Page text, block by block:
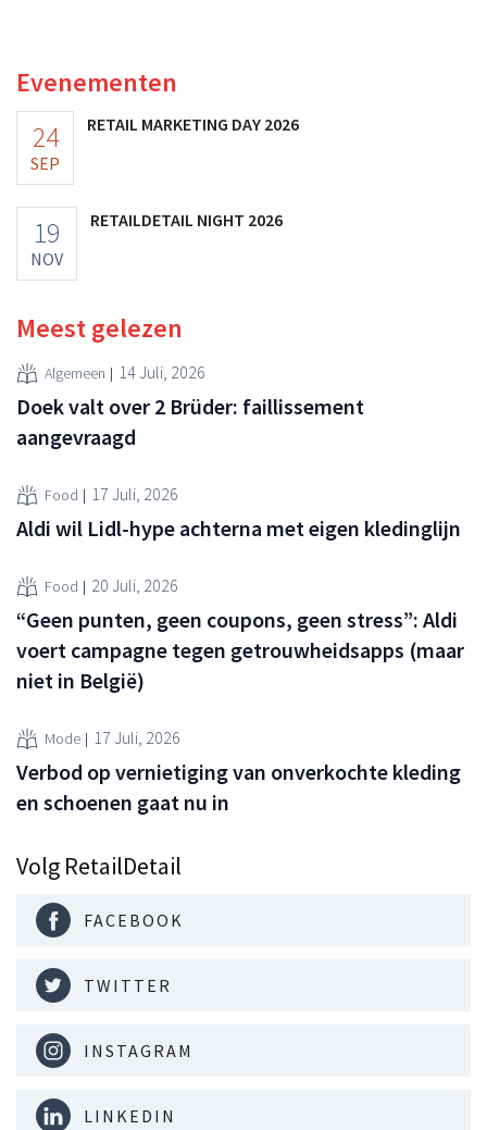
Evenementen
24
SEP
RETAIL MARKETING DAY 2026
19
NOV
RETAILDETAIL NIGHT 2026
Meest gelezen
Algemeen 14 Juli, 2026
Doek valt over 2 Brüder: faillissement
aangevraagd
Food 17 Juli, 2026
Aldi wil Lidl-hype achterna met eigen kledinglijn
Food 20 Juli, 2026
“Geen punten, geen coupons, geen stress”: Aldi
voert campagne tegen getrouwheidsapps (maar
niet in België)
Mode 17 Juli, 2026
Verbod op vernietiging van onverkochte kleding
en schoenen gaat nu in
Volg RetailDetail
FACEBOOK
TWITTER
INSTAGRAM
LINKEDIN